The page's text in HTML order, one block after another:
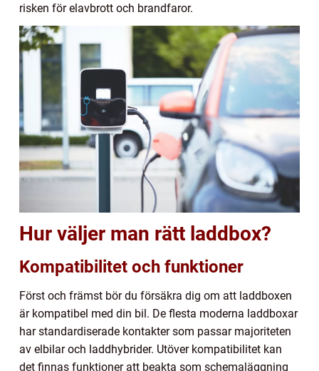
risken för elavbrott och brandfaror.
Hur väljer man rätt laddbox?
Kompatibilitet och funktioner
Först och främst bör du försäkra dig om att laddboxen
är kompatibel med din bil. De flesta moderna laddboxar
har standardiserade kontakter som passar majoriteten
av elbilar och laddhybrider. Utöver kompatibilitet kan
det finnas funktioner att beakta som schemaläggning